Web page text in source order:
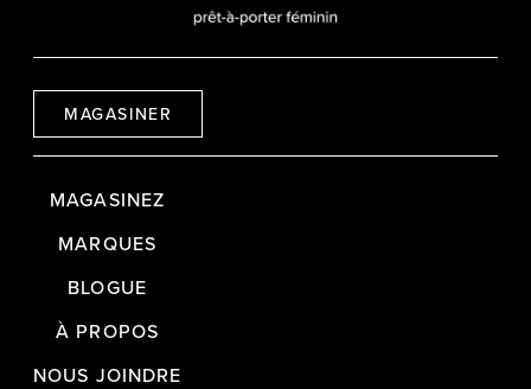
MAGASINER
MAGASINEZ
MARQUES
BLOGUE
À PROPOS
NOUS JOINDRE